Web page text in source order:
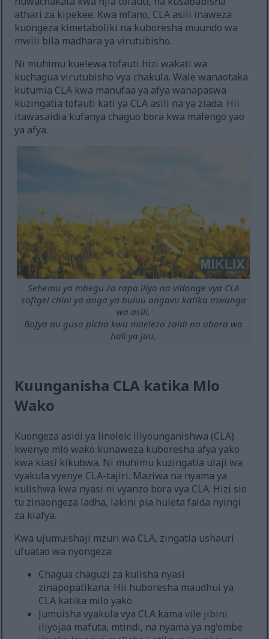
athari za kipekee. Kwa mfano, CLA asili inaweza
kuongeza kimetaboliki na kuboresha muundo wa
mwili bila madhara ya virutubisho.
Ni muhimu kuelewa tofauti hizi wakati wa
kuchagua virutubisho vya chakula. Wale wanaotaka
kutumia CLA kwa manufaa ya afya wanapaswa
kuzingatia tofauti kati ya CLA asili na ya ziada. Hii
itawasaidia kufanya chaguo bora kwa malengo yao
ya afya.
Sehemu ya mbegu za rapa iliyo na vidonge vya CLA
softgel chini ya anga ya buluu angavu katika mwanga
wa asili.
Bofya au gusa picha kwa maelezo zaidi na ubora wa
hali ya juu.
Kuunganisha CLA katika Mlo
Wako
Kuongeza asidi ya linoleic iliyounganishwa (CLA)
kwenye mlo wako kunaweza kuboresha afya yako
kwa kiasi kikubwa. Ni muhimu kuzingatia ulaji wa
vyakula vyenye CLA-tajiri. Maziwa na nyama ya
kulishwa kwa nyasi ni vyanzo bora vya CLA. Hizi sio
tu zinaongeza ladha, lakini pia huleta faida nyingi
za kiafya.
Kwa ujumuishaji mzuri wa CLA, zingatia ushauri
ufuatao wa nyongeza:
Chagua chaguzi za kulisha nyasi
zinapopatikana. Hii huboresha maudhui ya
CLA katika milo yako.
Jumuisha vyakula vya CLA kama vile jibini
iliyojaa mafuta, mtindi, na nyama ya ng'ombe